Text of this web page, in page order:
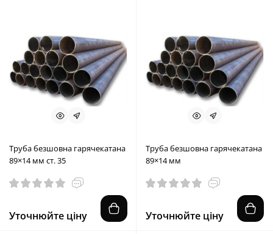
Труба безшовна гарячекатана
89×14 мм ст. 35
Уточнюйте ціну
Труба безшовна гарячекатана
89×14 мм
Уточнюйте ціну